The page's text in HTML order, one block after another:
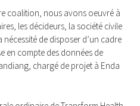
coalition, nous avons oeuvré à
les décideurs, la société civile
de disposer d’un cadre
en compte des données de
chargé de projet à Enda